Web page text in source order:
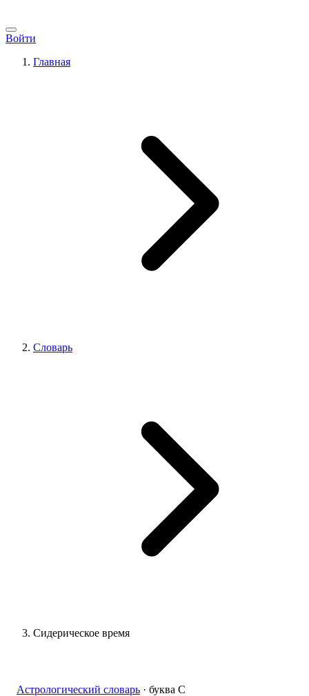
Войти
Главная
Словарь
Сидерическое время
Астрологический словарь · буква С